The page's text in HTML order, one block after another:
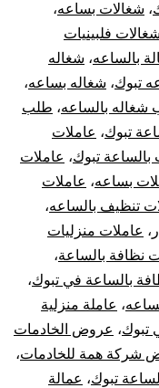
، شغالات بساعه،
شغالات فلبينيات
بالساعه، شغاله
تبوك، شغاله بساعه،
شغاله بالساعه، طلب
تبوك، عاملات
بالساعة تبوك، عاملات
بساعه، عاملات
تنظيف بالساعه،
، عاملات منزليات
نظافة بالساعة،
بالساعة في تبوك،
، عاملة منزلية
تبوك، عروض الخادمات
شركة همة للخادمات،
تبوك، عمالة